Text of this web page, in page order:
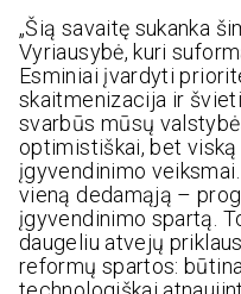
„Šią savaitę sukanka
Vyriausybė, kuri
Esminiai įvardyti
skaitmenizacija ir
svarbūs mūsų
optimistiškai, bet
įgyvendinimo
vieną dedamąją –
įgyvendinimo spartą.
daugeliu atvejų
reformų spartos: